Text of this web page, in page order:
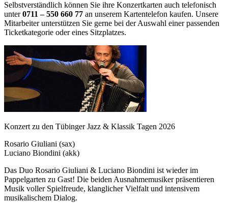
Selbstverständlich können Sie ihre Konzertkarten auch telefonisch
unter0711 – 550 660 77 an unserem Kartentelefon kaufen. Unsere
Mitarbeiter unterstützen Sie gerne bei der Auswahl einer passenden
Ticketkategorie oder eines Sitzplatzes.
Konzert zu den Tübinger Jazz & Klassik Tagen 2026
Rosario Giuliani (sax)
Luciano Biondini (akk)
Das Duo Rosario Giuliani & Luciano Biondini ist wieder im
Pappelgarten zu Gast! Die beiden Ausnahmemusiker präsentieren
Musik voller Spielfreude, klanglicher Vielfalt und intensivem
musikalischem Dialog.